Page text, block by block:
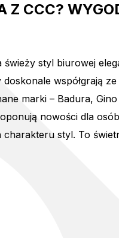
Z CCC?
styl biurowej
współgrają
marki – Badura,
nowości dla
charakteru styl. To